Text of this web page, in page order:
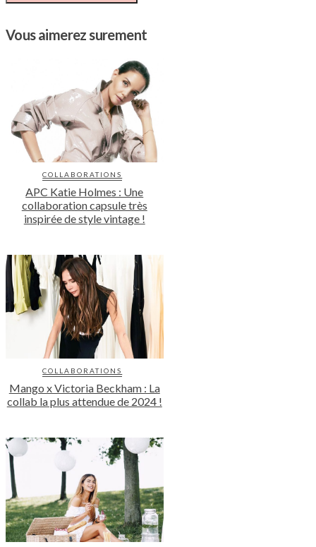
Vous aimerez surement
COLLABORATIONS
APC Katie Holmes : Une
collaboration capsule très
inspirée de style vintage !
COLLABORATIONS
Mango x Victoria Beckham : La
collab la plus attendue de 2024 !